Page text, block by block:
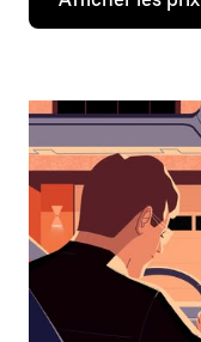
la
bas
interagir
avec
calendrier
et
sélectionner
une
date.
Appuyez